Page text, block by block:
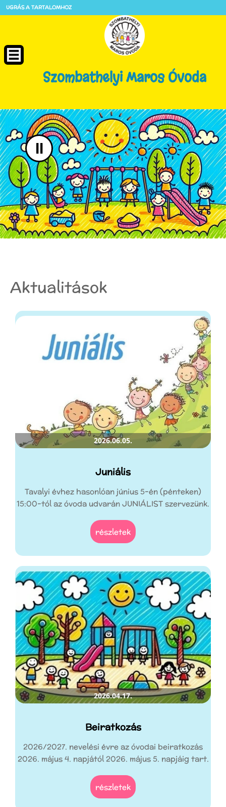
UGRÁS A TARTALOMHOZ
Szombathelyi Maros Óvoda
II
Aktualitások
2026.06.05.
Juniális
Tavalyi évhez hasonlóan június 5-én (pénteken)
15:00-tól az óvoda udvarán JUNIÁLIST szervezünk.
részletek
2026.04.17.
Beiratkozás
2026/2027. nevelési évre az óvodai beiratkozás
2026. május 4. napjától 2026. május 5. napjáig tart.
részletek